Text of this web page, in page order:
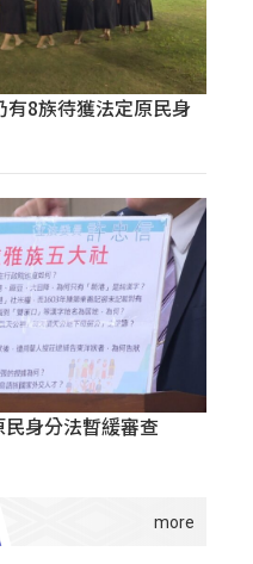
有8族待獲法定原民身
身分法暫緩審查